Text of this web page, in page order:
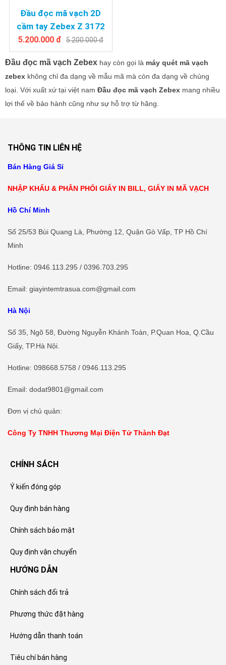
Đầu đọc mã vạch 2D
cầm tay Zebex Z 3172
5.200.000 đ 5.200.000 đ
Đầu đọc mã vạch Zebex hay còn gọi là máy quét mã vạch
zebex không chỉ đa dạng về mẫu mã mà còn đa dạng về chủng
loại. Với xuất xứ tại việt nam Đầu đọc mã vạch Zebex mang nhiều
lợi thế về bảo hành cũng như sự hỗ trợ từ hãng.
THÔNG TIN LIÊN HỆ
Bán Hàng Giá Sỉ
NHẬP KHẨU & PHÂN PHỐI GIẤY IN BILL, GIẤY IN MÃ VẠCH
Hồ Chí Minh
Số 25/53 Bùi Quang Là, Phường 12, Quận Gò Vấp, TP Hồ Chí
Minh
Hotline: 0946.113.295 / 0396.703.295
Email: giayintemtrasua.com@gmail.com
Hà Nội
Số 35, Ngõ 58, Đường Nguyễn Khánh Toàn, P.Quan Hoa, Q.Cầu
Giấy, TP.Hà Nội.
Hotline: 098668.5758 / 0946.113.295
Email: dodat9801@gmail.com
Đơn vị chủ quản:
Công Ty TNHH Thương Mại Điện Tử Thành Đạt
CHÍNH SÁCH
Ý kiến đóng góp
Quy định bán hàng
Chính sách bảo mật
Quy định vận chuyển
HƯỚNG DẪN
Chính sách đổi trả
Phương thức đặt hàng
Hướng dẫn thanh toán
Tiêu chí bán hàng